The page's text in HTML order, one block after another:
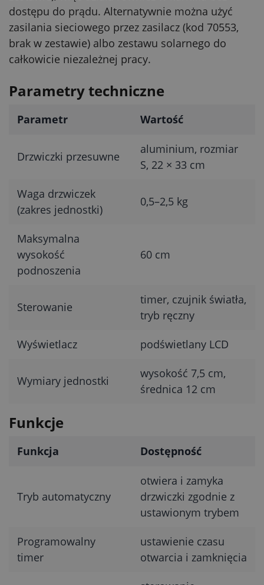
dostępu do prądu. Alternatywnie można użyć
zasilania sieciowego przez zasilacz (kod 70553,
brak w zestawie) albo zestawu solarnego do
całkowicie niezależnej pracy.
Parametry techniczne
Parametr Wartość
Drzwiczki przesuwne
aluminium, rozmiar
S, 22 × 33 cm
Waga drzwiczek
(zakres jednostki)
0,5–2,5 kg
Maksymalna
wysokość
podnoszenia
60 cm
Sterowanie
timer, czujnik światła,
tryb ręczny
Wyświetlacz podświetlany LCD
Wymiary jednostki
wysokość 7,5 cm,
średnica 12 cm
Funkcje
Funkcja Dostępność
Tryb automatyczny
otwiera i zamyka
drzwiczki zgodnie z
ustawionym trybem
Programowalny
timer
ustawienie czasu
otwarcia i zamknięcia